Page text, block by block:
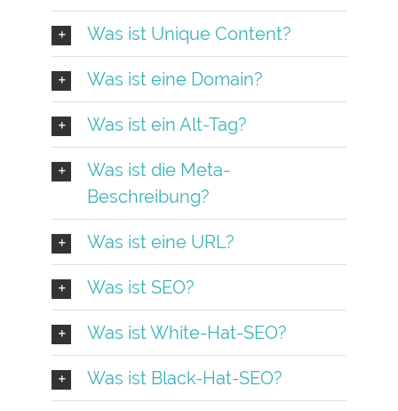
Was ist Unique Content?
Was ist eine Domain?
Was ist ein Alt-Tag?
Was ist die Meta-
Beschreibung?
Was ist eine URL?
Was ist SEO?
Was ist White-Hat-SEO?
Was ist Black-Hat-SEO?